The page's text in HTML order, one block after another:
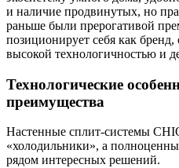
и наличие продвинутых, но
раньше были прерогативой
позиционирует себя как
высокой технологичностью и
Технологические
преимущества
Настенные сплит-системы
«холодильники», а
рядом интересных решений.